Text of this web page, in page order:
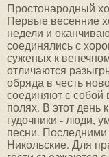
Простонародный
Первые весенние
недели и
соединялись с
суженых к
отличаются
обряда в честь
соединяют с собой
полях. В этот день
гудочники - люди,
песни.
Никольские. Для